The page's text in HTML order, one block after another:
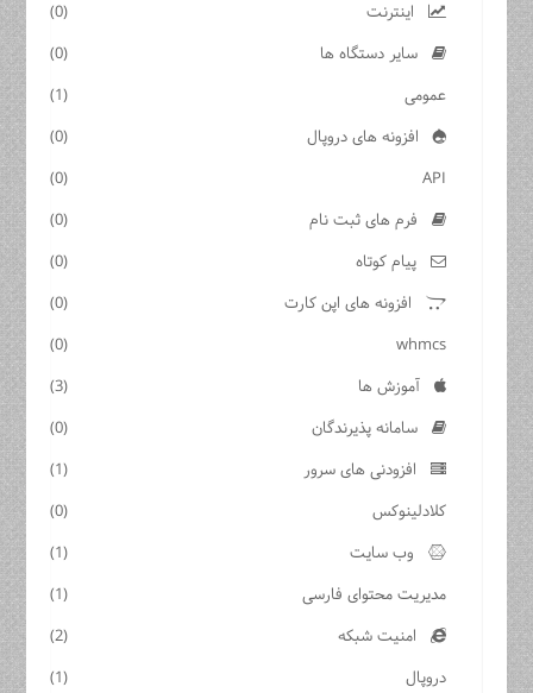
اینترنت
(0)
سایر دستگاه ها
(0)
عمومی
(1)
افزونه های دروپال
(0)
API
(0)
فرم های ثبت نام
(0)
پیام کوتاه
(0)
افزونه های اپن کارت
(0)
whmcs
(0)
آموزش ها
(3)
سامانه پذیرندگان
(0)
افزودنی های سرور
(1)
کلادلینوکس
(0)
وب سایت
(1)
مدیریت محتوای فارسی
(1)
امنیت شبکه
(2)
دروپال
(1)